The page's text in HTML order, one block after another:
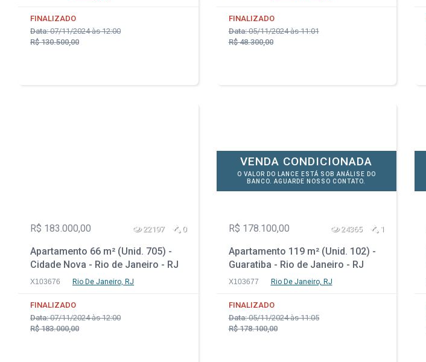
FINALIZADO
Data:07/11/2024 às 12:00
R$ 130.500,00
FINALIZADO
Data:05/11/2024 às 11:01
R$ 48.300,00
R$ 183.000,00 22197 0
Apartamento 66 m² (Unid. 705) -
Cidade Nova - Rio de Janeiro - RJ
X103676 Rio De Janeiro, RJ
FINALIZADO
Data:07/11/2024 às 12:00
R$ 183.000,00
VENDA CONDICIONADA
O VALOR DO LANCE ESTÁ SOB ANÁLISE DO
BANCO. AGUARDE NOSSO CONTATO.
R$ 178.100,00 24365 1
Apartamento 119 m² (Unid. 102) -
Guaratiba - Rio de Janeiro - RJ
X103677 Rio De Janeiro, RJ
FINALIZADO
Data:05/11/2024 às 11:05
R$ 178.100,00